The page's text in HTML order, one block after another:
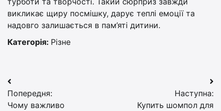
викликає щиру посмішку, дарує теплі емоції та
надовго залишається в пам’яті дитини.
Категорія: Різне
Навігація
записів
Попередня:
Чому важливо
Наступна:
Купить шомпол для